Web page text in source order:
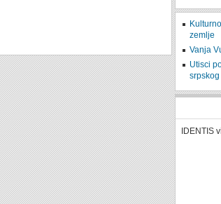
zemlje
Vanja
Utisci
IDENTIS